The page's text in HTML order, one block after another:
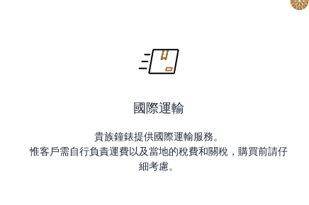
國際運輸
貴族鐘錶提供國際運輸服務。
惟客戶需自行負責運費以及當地的稅費和關稅，購買前請仔
細考慮。